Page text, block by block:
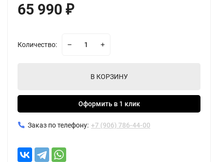
65 990 ₽
Количество:
В КОРЗИНУ
Оформить в 1 клик
Заказ по телефону: +7 (906) 786-44-00